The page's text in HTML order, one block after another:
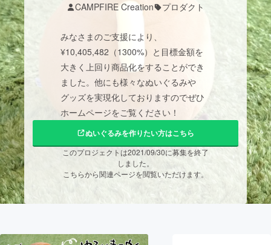
ゲーム・
映像・映画 書籍・雑誌
ビジネス・起業 チャレンジ
まちづくり・地域活性化
CAMPFIRE for Social GoodCAMPFIRE Creation
CAMPFIREふるさと納税machi-yaコミュニティ
CAMPFIRE Creation プロダクト
みなさまのご支援により、
¥10,405,482（1300%）と目標金額を
大きく上回り商品化をすることができ
ました。他にも様々なぬいぐるみや
グッズを実現化しておりますのでぜひ
ホームページをご覧ください！
ぬいぐるみを作りたい方はこちら
このプロジェクトは2021/09/30に募集を終了
しました。
こちらから関連ページを閲覧いただけます。